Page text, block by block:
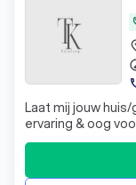
Laat mij jouw
ervaring & oog
schilderwerken
Decoratieve technieken Met vriendelijke